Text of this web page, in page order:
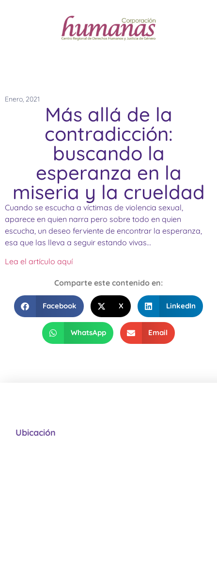
Enero, 2021
Más allá de la
contradicción:
buscando la
esperanza en la
miseria y la crueldad
Cuando se escucha a víctimas de violencia sexual,
aparece en quien narra pero sobre todo en quien
escucha, un deseo ferviente de encontrar la esperanza,
esa que las lleva a seguir estando vivas…
Lea el artículo aquí
Comparte este contenido en:
Facebook X LinkedIn
WhatsApp Email
Ubicación